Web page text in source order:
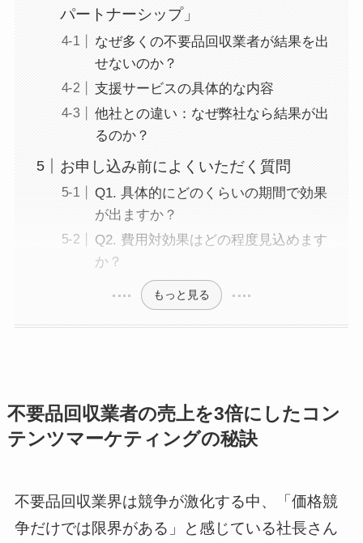
パートナーシップ」
なぜ多くの不要品回収業者が結果を出
せないのか？
支援サービスの具体的な内容
他社との違い：なぜ弊社なら結果が出
るのか？
お申し込み前によくいただく質問
Q1. 具体的にどのくらいの期間で効果
が出ますか？
Q2. 費用対効果はどの程度見込めます
か？
もっと見る
不要品回収業者の売上を3倍にしたコン
テンツマーケティングの秘訣
不要品回収業界は競争が激化する中、「価格競
争だけでは限界がある」と感じている社長さん